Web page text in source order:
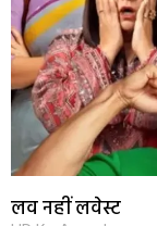
लव नहीं लवेस्ट